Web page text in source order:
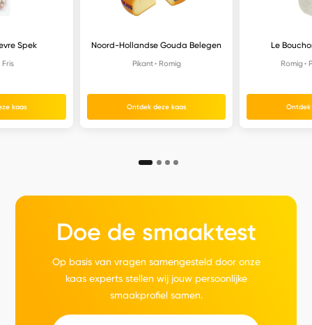
Spek
Fris
kaas
Noord-Hollandse Gouda Belegen
Pikant Romig
Ontdek deze kaas
Le
Romig
Ontdek
Doe de smaaktest
Op basis van vragen samengesteld door onze
kaas experts stellen wij jouw persoonlijke
smaakprofiel samen.